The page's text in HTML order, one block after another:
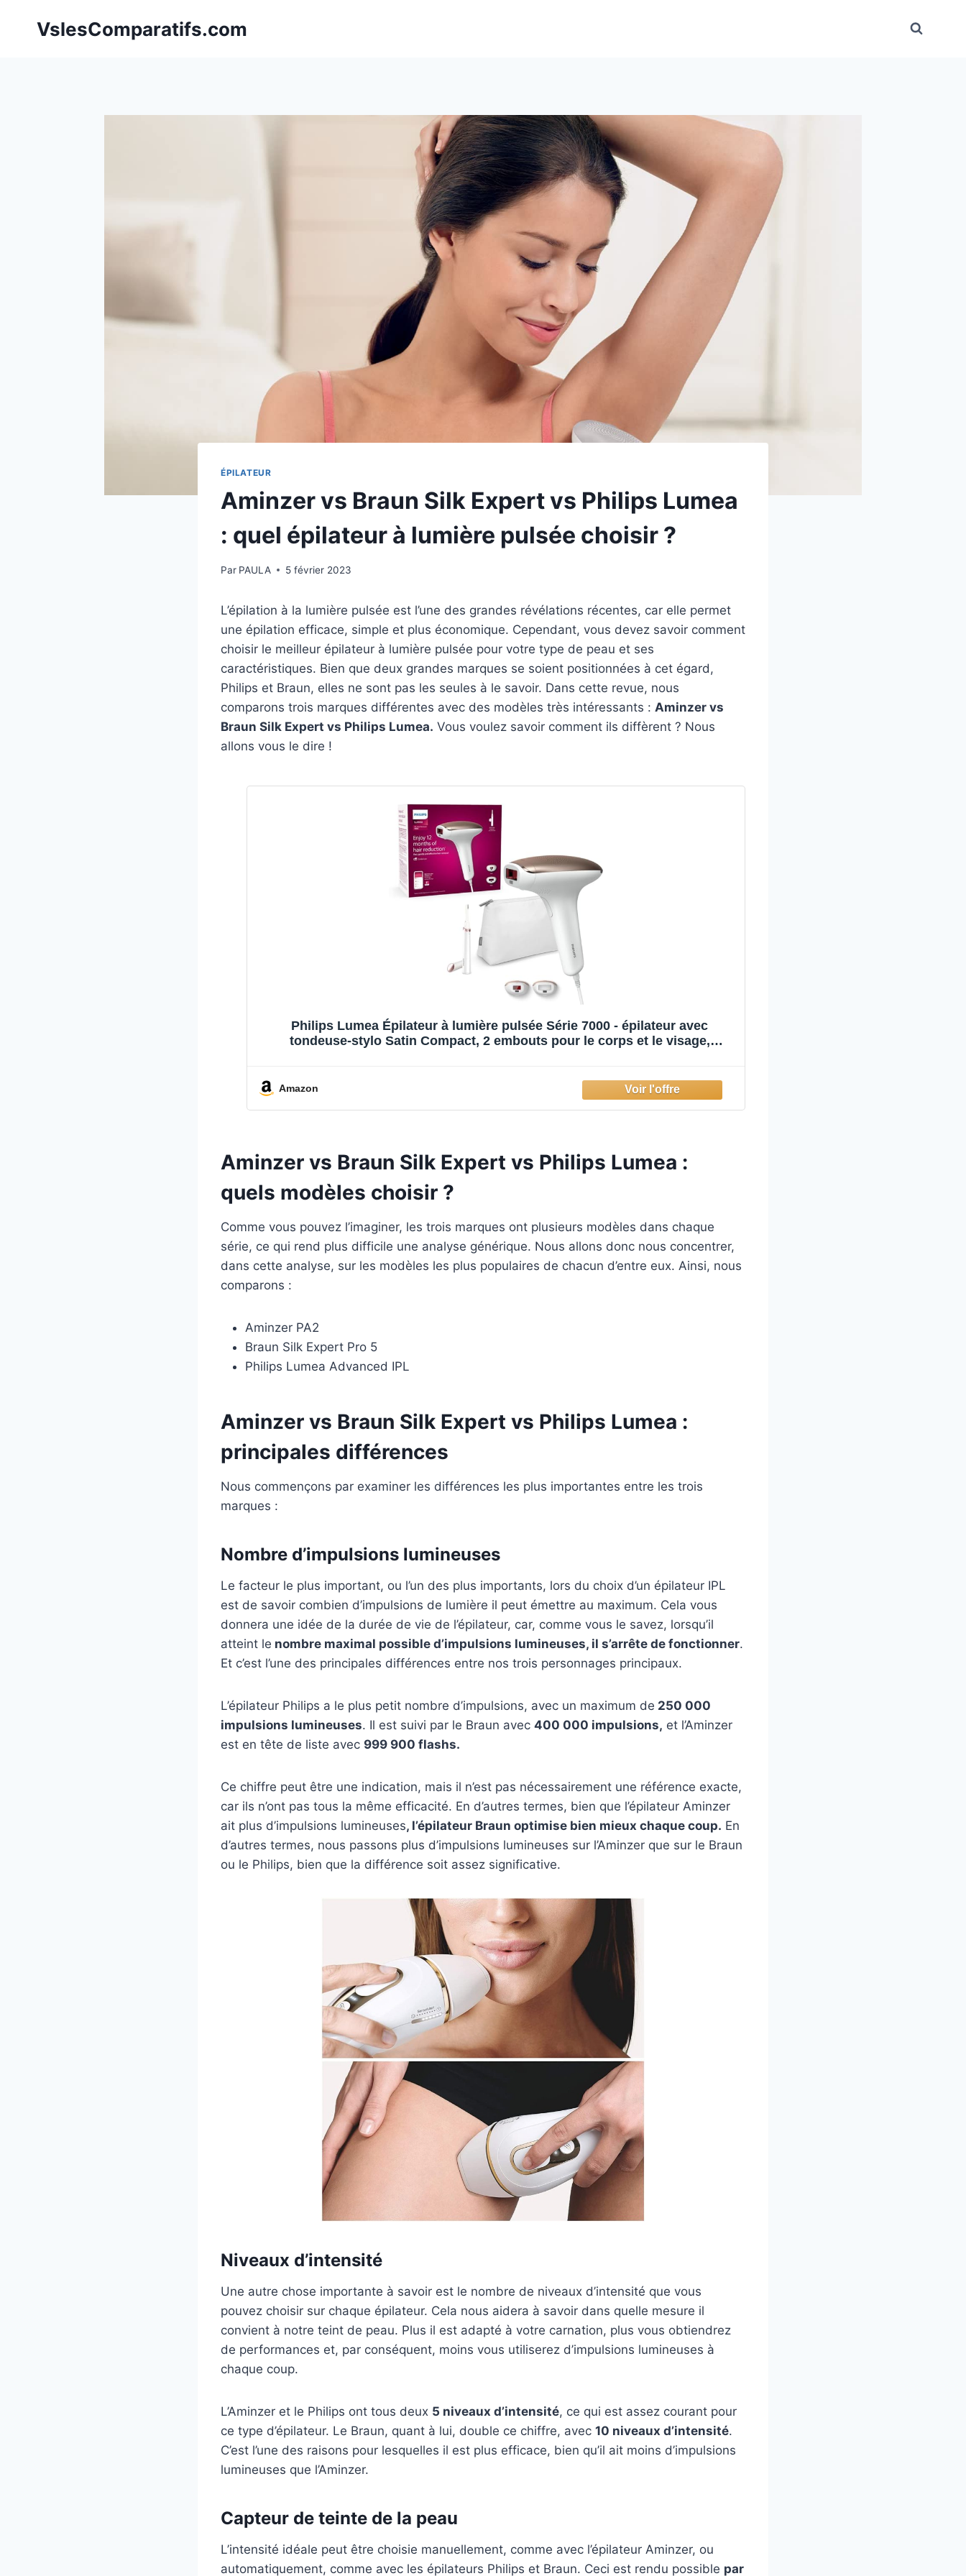
VslesComparatifs.com
ÉPILATEUR
Aminzer vs Braun Silk Expert vs Philips Lumea
: quel épilateur à lumière pulsée choisir ?
Par PAULA 5 février 2023
L’épilation à la lumière pulsée est l’une des grandes révélations récentes, car elle permet
une épilation efficace, simple et plus économique. Cependant, vous devez savoir comment
choisir le meilleur épilateur à lumière pulsée pour votre type de peau et ses
caractéristiques. Bien que deux grandes marques se soient positionnées à cet égard,
Philips et Braun, elles ne sont pas les seules à le savoir. Dans cette revue, nous
comparons trois marques différentes avec des modèles très intéressants : Aminzer vs
Braun Silk Expert vs Philips Lumea. Vous voulez savoir comment ils diffèrent ? Nous
allons vous le dire !
Philips Lumea Épilateur à lumière pulsée Série 7000 - épilateur avec
tondeuse-stylo Satin Compact, 2 embouts pour le corps et le visage,
Amazon
Aminzer vs Braun Silk Expert vs Philips Lumea :
quels modèles choisir ?
Comme vous pouvez l’imaginer, les trois marques ont plusieurs modèles dans chaque
série, ce qui rend plus difficile une analyse générique. Nous allons donc nous concentrer,
dans cette analyse, sur les modèles les plus populaires de chacun d’entre eux. Ainsi, nous
comparons :
Aminzer PA2
Braun Silk Expert Pro 5
Philips Lumea Advanced IPL
Aminzer vs Braun Silk Expert vs Philips Lumea :
principales différences
Nous commençons par examiner les différences les plus importantes entre les trois
marques :
Nombre d’impulsions lumineuses
Le facteur le plus important, ou l’un des plus importants, lors du choix d’un épilateur IPL
est de savoir combien d’impulsions de lumière il peut émettre au maximum. Cela vous
donnera une idée de la durée de vie de l’épilateur, car, comme vous le savez, lorsqu’il
atteint le nombre maximal possible d’impulsions lumineuses, il s’arrête de fonctionner.
Et c’est l’une des principales différences entre nos trois personnages principaux.
L’épilateur Philips a le plus petit nombre d’impulsions, avec un maximum de 250 000
impulsions lumineuses. Il est suivi par le Braun avec 400 000 impulsions, et l’Aminzer
est en tête de liste avec 999 900 flashs.
Ce chiffre peut être une indication, mais il n’est pas nécessairement une référence exacte,
car ils n’ont pas tous la même efficacité. En d’autres termes, bien que l’épilateur Aminzer
ait plus d’impulsions lumineuses, l’épilateur Braun optimise bien mieux chaque coup. En
d’autres termes, nous passons plus d’impulsions lumineuses sur l’Aminzer que sur le Braun
ou le Philips, bien que la différence soit assez significative.
Niveaux d’intensité
Une autre chose importante à savoir est le nombre de niveaux d’intensité que vous
pouvez choisir sur chaque épilateur. Cela nous aidera à savoir dans quelle mesure il
convient à notre teint de peau. Plus il est adapté à votre carnation, plus vous obtiendrez
de performances et, par conséquent, moins vous utiliserez d’impulsions lumineuses à
chaque coup.
L’Aminzer et le Philips ont tous deux 5 niveaux d’intensité, ce qui est assez courant pour
ce type d’épilateur. Le Braun, quant à lui, double ce chiffre, avec 10 niveaux d’intensité.
C’est l’une des raisons pour lesquelles il est plus efficace, bien qu’il ait moins d’impulsions
lumineuses que l’Aminzer.
Capteur de teinte de la peau
L’intensité idéale peut être choisie manuellement, comme avec l’épilateur Aminzer, ou
automatiquement, comme avec les épilateurs Philips et Braun. Ceci est rendu possible par